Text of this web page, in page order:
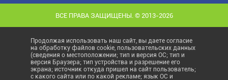
ВСЕ ПРАВА ЗАЩИЩЕНЫ. © 2013-2026
Продолжая использовать наш сайт, вы даете согласие
на обработку файлов cookie, пользовательских данных
(сведения о местоположении; тип и версия ОС; тип и
версия Браузера; тип устройства и разрешение его
экрана; источник откуда пришел на сайт пользователь;
с какого сайта или по какой рекламе; язык ОС и